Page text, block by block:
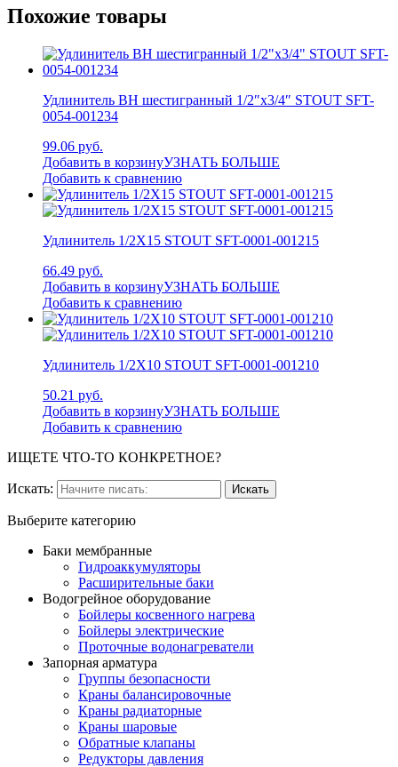
Похожие товары
Удлинитель ВН шестигранный 1/2″x3/4″ STOUT SFT-
0054-001234
99.06 руб.
Добавить в корзинуУЗНАТЬ БОЛЬШЕ
Добавить к сравнению
Удлинитель 1/2X15 STOUT SFT-0001-001215
66.49 руб.
Добавить в корзинуУЗНАТЬ БОЛЬШЕ
Добавить к сравнению
Удлинитель 1/2X10 STOUT SFT-0001-001210
50.21 руб.
Добавить в корзинуУЗНАТЬ БОЛЬШЕ
Добавить к сравнению
ИЩЕТЕ ЧТО-ТО КОНКРЕТНОЕ?
Искать:
Выберите категорию
Баки мембранные
Гидроаккумуляторы
Расширительные баки
Водогрейное оборудование
Бойлеры косвенного нагрева
Бойлеры электрические
Проточные водонагреватели
Запорная арматура
Группы безопасности
Краны балансировочные
Краны радиаторные
Краны шаровые
Обратные клапаны
Редукторы давления